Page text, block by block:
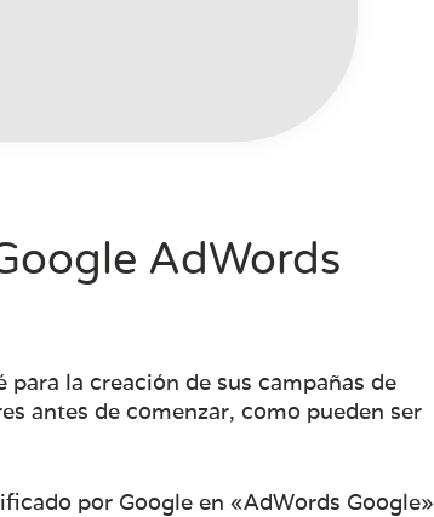
AdWords
la creación de sus campañas de
antes de comenzar, como pueden ser
por Google en «AdWords Google»